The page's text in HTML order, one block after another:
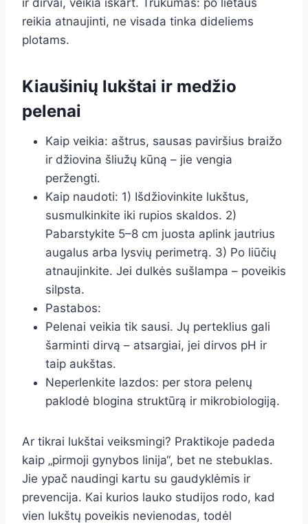
ir dirvai, veikia iškart. Trūkumas: po lietaus
reikia atnaujinti, ne visada tinka dideliems
plotams.
Kiaušinių lukštai ir medžio
pelenai
Kaip veikia: aštrus, sausas paviršius braižo
ir džiovina šliužų kūną – jie vengia
peržengti.
Kaip naudoti: 1) Išdžiovinkite lukštus,
susmulkinkite iki rupios skaldos. 2)
Pabarstykite 5–8 cm juosta aplink jautrius
augalus arba lysvių perimetrą. 3) Po liūčių
atnaujinkite. Jei dulkės sušlampa – poveikis
silpsta.
Pastabos:
Pelenai veikia tik sausi. Jų perteklius gali
šarminti dirvą – atsargiai, jei dirvos pH ir
taip aukštas.
Neperlenkite lazdos: per stora pelenų
paklodė blogina struktūrą ir mikrobiologiją.
Ar tikrai lukštai veiksmingi? Praktikoje padeda
kaip „pirmoji gynybos linija“, bet ne stebuklas.
Jie ypač naudingi kartu su gaudyklėmis ir
prevencija. Kai kurios lauko studijos rodo, kad
vien lukštų poveikis nevienodas, todėl